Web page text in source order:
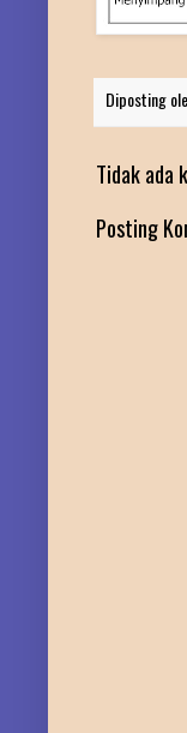
Diposting
Tidak ada
Posting